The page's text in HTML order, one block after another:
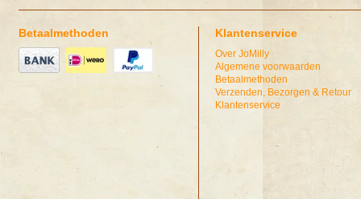
Betaalmethoden Klantenservice
Over JoMilly
Algemene voorwaarden
Betaalmethoden
Verzenden, Bezorgen & Retour
Klantenservice